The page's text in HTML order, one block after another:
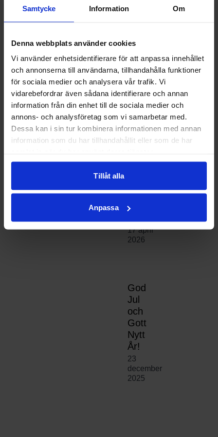
Samtycke Information Om
Denna webbplats använder cookies
Vi använder enhetsidentifierare för att anpassa innehållet
och annonserna till användarna, tillhandahålla funktioner
för sociala medier och analysera vår trafik. Vi
vidarebefordrar även sådana identifierare och annan
information från din enhet till de sociala medier och
annons- och analysföretag som vi samarbetar med.
Dessa kan i sin tur kombinera informationen med annan
information som du har tillhandahållit eller som de har
Tillåt alla
Anpassa
dagar i veckan fr.o.m
2 december t.o.m 21
För mer information
besök
www.rexbar.com/officersmessen/
r
1 juni
Fartgu
23 april
bler
ställs
17 april
2026
God
Jul
och
Gott
Nytt
År!
23
december
2025